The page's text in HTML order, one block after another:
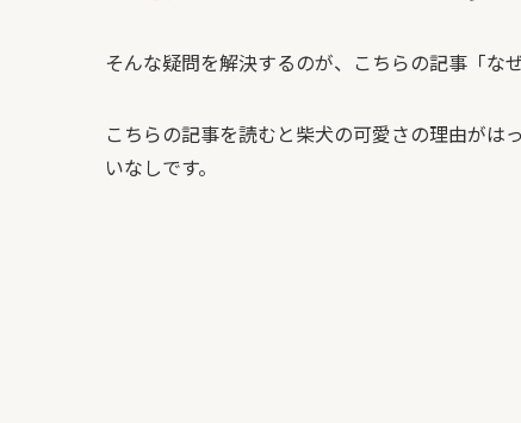
そんな疑問を解決するのが、こちらの記事「な
こちらの記事を読むと柴犬の可愛さの理由がは
いなしです。